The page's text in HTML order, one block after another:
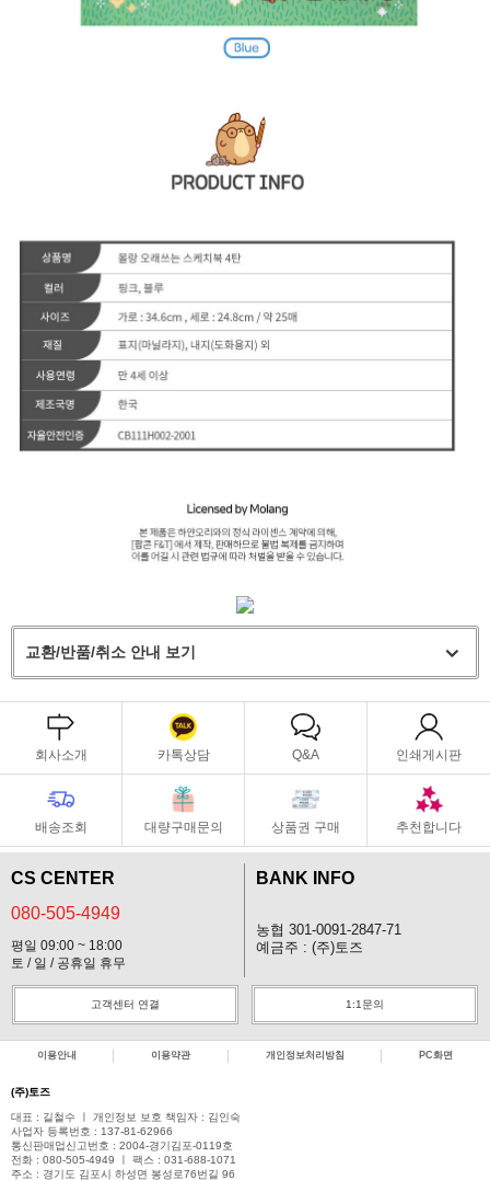
교환/반품/취소 안내 보기
회사소개 카톡상담 Q&A 인쇄게시판
배송조회 대량구매문의 상품권 구매 추천합니다
CS CENTER
080-505-4949
평일 09:00 ~ 18:00
토 / 일 / 공휴일 휴무
BANK INFO
농협 301-0091-2847-71
예금주 : (주)토즈
고객센터 연결 1:1문의
이용안내 이용약관 개인정보처리방침 PC화면
(주)토즈
대표 : 길철수 ㅣ 개인정보 보호 책임자 : 김인숙
사업자 등록번호 : 137-81-62966
통신판매업신고번호 : 2004-경기김포-0119호
전화 : 080-505-4949 ㅣ 팩스 : 031-688-1071
주소 : 경기도 김포시 하성면 봉성로76번길 96